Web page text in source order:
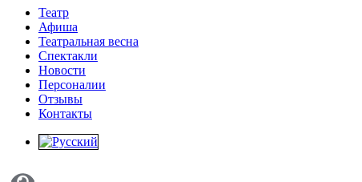
Театр
Афиша
Театральная весна
Спектакли
Новости
Персоналии
Отзывы
Контакты